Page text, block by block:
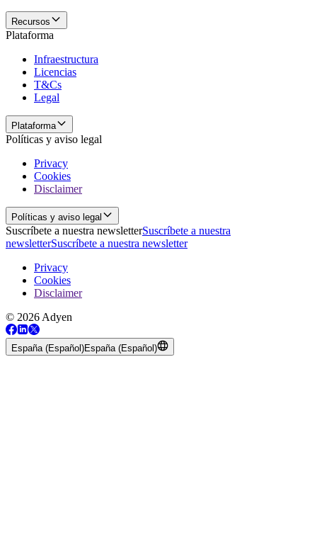
Recursos
Plataforma
Infraestructura
Licencias
T&Cs
Legal
Plataforma
Políticas y aviso legal
Privacy
Cookies
Disclaimer
Políticas y aviso legal
Suscríbete a nuestra newsletterSuscríbete a nuestra
newsletterSuscríbete a nuestra newsletter
Privacy
Cookies
Disclaimer
© 2026 Adyen
España (Español)España (Español)